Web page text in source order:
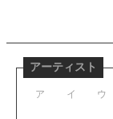
アーティスト
ア イ ウ